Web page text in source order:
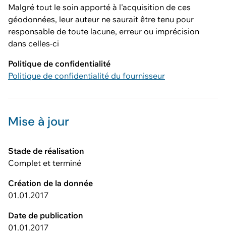
Malgré tout le soin apporté à l'acquisition de ces
géodonnées, leur auteur ne saurait être tenu pour
responsable de toute lacune, erreur ou imprécision
dans celles-ci
Politique de confidentialité
Politique de confidentialité du fournisseur
Mise à jour
Stade de réalisation
Complet et terminé
Création de la donnée
01.01.2017
Date de publication
01.01.2017